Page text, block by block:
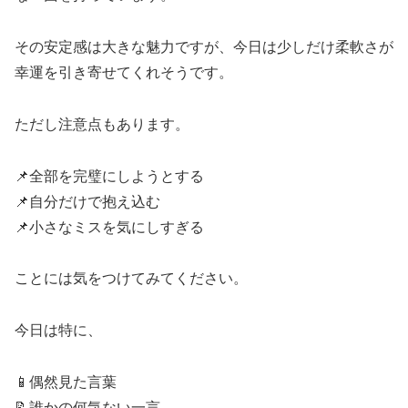
その安定感は大きな魅力ですが、今日は少しだけ柔軟さが
幸運を引き寄せてくれそうです。
ただし注意点もあります。
📌全部を完璧にしようとする
📌自分だけで抱え込む
📌小さなミスを気にしすぎる
ことには気をつけてみてください。
今日は特に、
📱偶然見た言葉